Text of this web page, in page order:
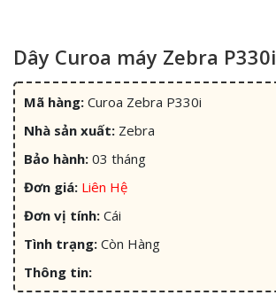
Dây Curoa máy Zebra P330i
Mã hàng: Curoa Zebra P330i
Nhà sản xuất: Zebra
Bảo hành: 03 tháng
Đơn giá: Liên Hệ
Đơn vị tính: Cái
Tình trạng: Còn Hàng
Thông tin: